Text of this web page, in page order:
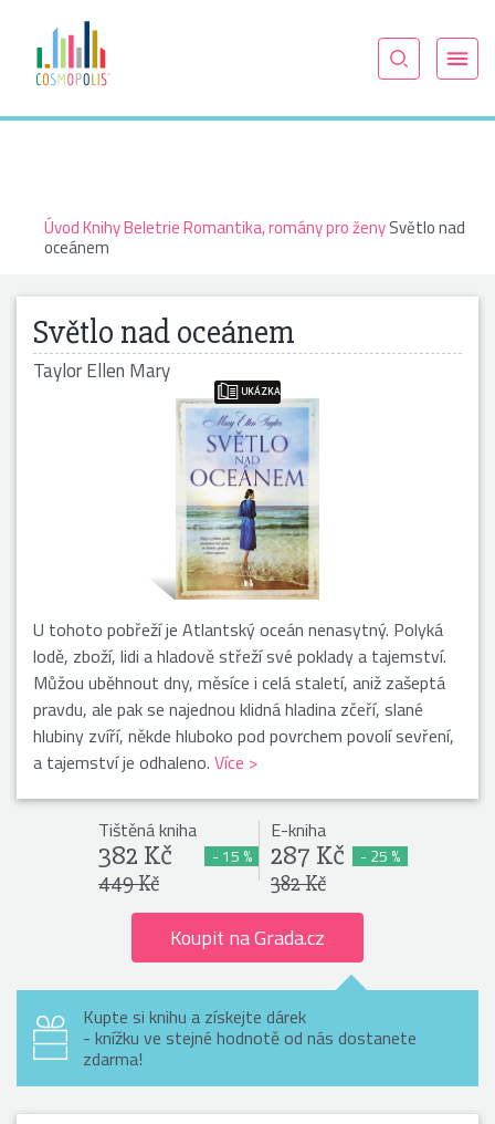
ÚvodKnihyBeletrieRomantika, romány pro ženySvětlo nad
oceánem
Světlo nad oceánem
Taylor Ellen Mary
U tohoto pobřeží je Atlantský oceán nenasytný. Polyká
lodě, zboží, lidi a hladově střeží své poklady a tajemství.
Můžou uběhnout dny, měsíce i celá staletí, aniž zašeptá
pravdu, ale pak se najednou klidná hladina zčeří, slané
hlubiny zvíří, někde hluboko pod povrchem povolí sevření,
a tajemství je odhaleno. Více >
Koupit na Grada.cz
Tištěná kniha
382 Kč
449 Kč
- 15 %
E-kniha
287 Kč
382 Kč
- 25 %
Kupte si knihu a získejte dárek
- knížku ve stejné hodnotě od nás dostanete
zdarma!